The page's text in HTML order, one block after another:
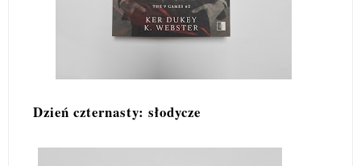
Dzień czternasty: słodycze